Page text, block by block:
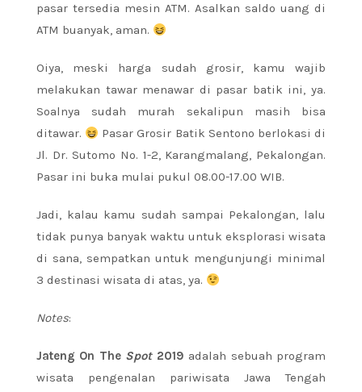
pasar tersedia mesin ATM. Asalkan saldo uang di
ATM buanyak, aman.
Oiya, meski harga sudah grosir, kamu wajib
melakukan tawar menawar di pasar batik ini, ya.
Soalnya sudah murah sekalipun masih bisa
ditawar.
Pasar Grosir Batik Sentono berlokasi di
Jl. Dr. Sutomo No. 1-2, Karangmalang, Pekalongan.
Pasar ini buka mulai pukul 08.00-17.00 WIB.
Jadi, kalau kamu sudah sampai Pekalongan, lalu
tidak punya banyak waktu untuk eksplorasi wisata
di sana, sempatkan untuk mengunjungi minimal
3 destinasi wisata di atas, ya.
Notes:
Jateng On The Spot2019 adalah sebuah program
wisata pengenalan pariwisata Jawa Tengah